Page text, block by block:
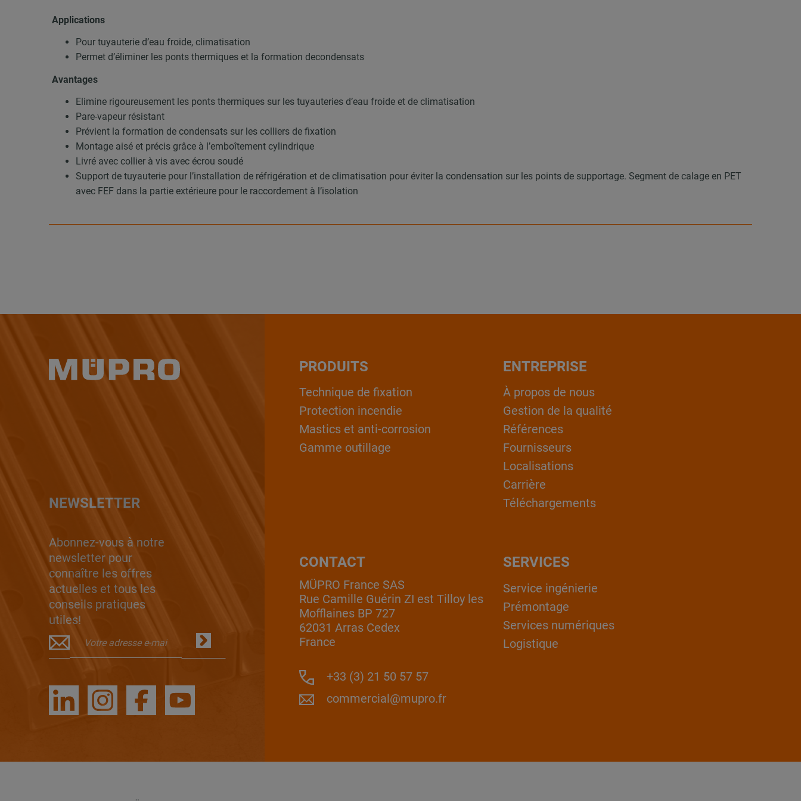
Applications
Pour tuyauterie d’eau froide, climatisation
Permet d’éliminer les ponts thermiques et la formation decondensats
Avantages
Elimine rigoureusement les ponts thermiques sur les tuyauteries d’eau froide et de climatisation
Pare-vapeur résistant
Prévient la formation de condensats sur les colliers de fixation
Montage aisé et précis grâce à l’emboîtement cylindrique
Livré avec collier à vis avec écrou soudé
Support de tuyauterie pour l’installation de réfrigération et de climatisation pour éviter la condensation sur les points de supportage. Segment de calage en PET
avec FEF dans la partie extérieure pour le raccordement à l’isolation
NEWSLETTER
Abonnez-vous à notre
newsletter pour
connaître les offres
actuelles et tous les
conseils pratiques
utiles!
PRODUITS
Technique de fixation
Protection incendie
Mastics et anti-corrosion
Gamme outillage
ENTREPRISE
À propos de nous
Gestion de la qualité
Références
Fournisseurs
Localisations
Carrière
Téléchargements
CONTACT
MÜPRO France SAS
Rue Camille Guérin ZI est Tilloy les
Mofflaines BP 727
62031 Arras Cedex
France
+33 (3) 21 50 57 57
commercial@mupro.fr
SERVICES
Service ingénierie
Prémontage
Services numériques
Logistique